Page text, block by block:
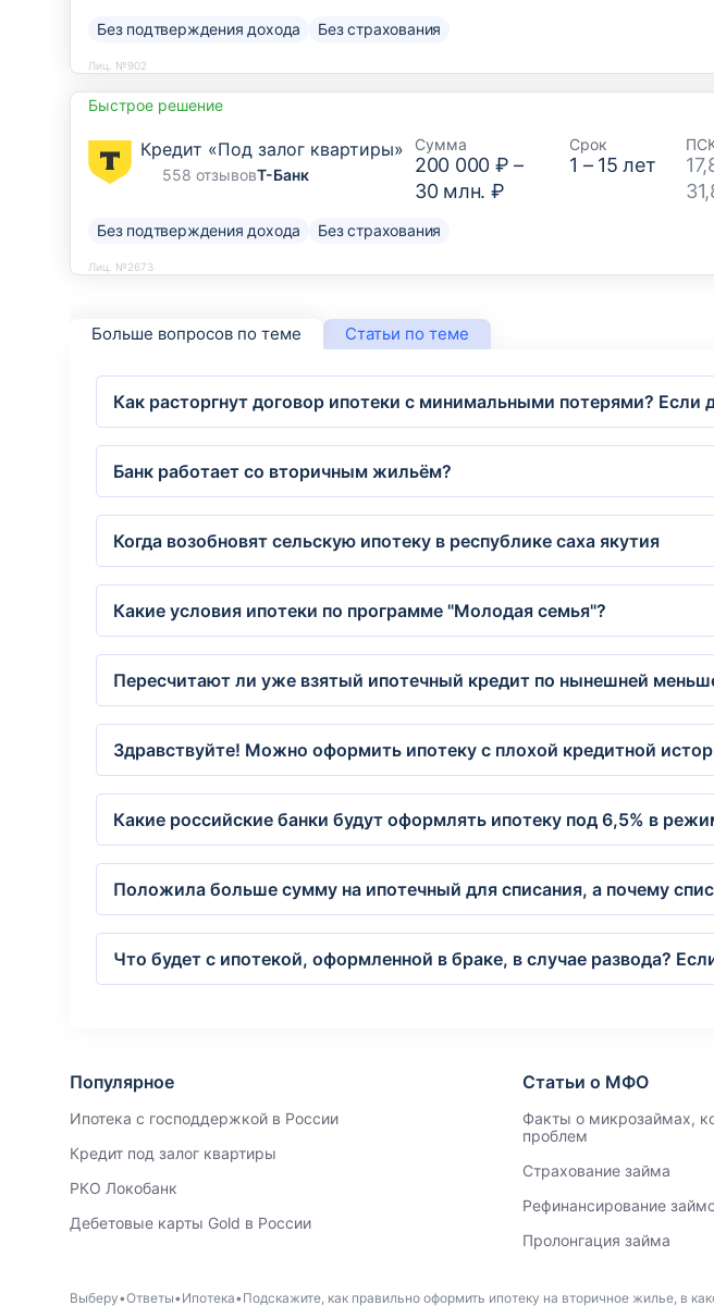
Без подтверждения дохода Без страхования
Лиц. №902
Быстрое решение
Кредит «Под залог квартиры»
558 отзывовТ-Банк
Сумма
200 000 ₽ –
30 млн. ₽
Срок
1 – 15 лет
Без подтверждения дохода Без страхования
Лиц. №2673
Больше вопросов по теме Статьи по теме
Как расторгнут договор ипотеки с минимальными потерями?
Банк работает со вторичным жильём?
Когда возобновят сельскую ипотеку в республике саха якутия
Какие условия ипотеки по программе "Молодая семья"?
Пересчитают ли уже взятый ипотечный кредит по нынешней
Здравствуйте! Можно оформить ипотеку с плохой кредитной
Какие российские банки будут оформлять ипотеку под 6,5% в
Положила больше сумму на ипотечный для списания, а почему
Что будет с ипотекой, оформленной в браке, в случае развода?
Популярное
Ипотека с господдержкой в России
Кредит под залог квартиры
РКО Локобанк
Дебетовые карты Gold в России
Статьи о МФО
Факты о микрозаймах,
проблем
Страхование займа
Рефинансирование
Пролонгация займа
Выберу Ответы Ипотека Подскажите, как правильно оформить ипотеку на вторичное жилье, в